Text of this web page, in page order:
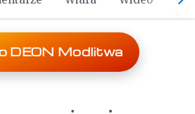
DEON Modlitwa